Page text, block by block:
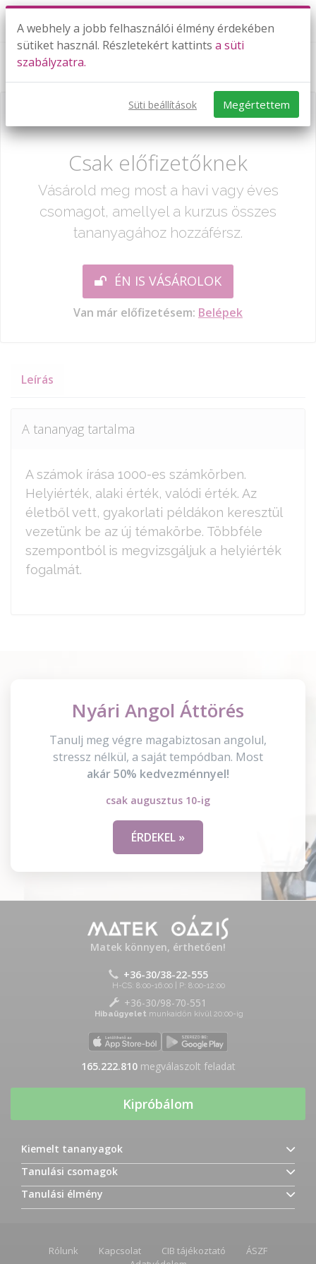
Már csak egy lépés:
Csak előfizetőknek
Vásárold meg most a havi vagy éves
csomagot, amellyel a kurzus összes
tananyagához hozzáférsz.
ÉN IS VÁSÁROLOK
Van már előfizetésem: Belépek
Leírás
A tananyag tartalma
A számok írása 1000-es számkörben.
Helyiérték, alaki érték, valódi érték. Az
életből vett, gyakorlati példákon keresztül
vezetünk be az új témakörbe. Többféle
szempontból is megvizsgáljuk a helyiérték
fogalmát.
Nyári Angol Áttörés
Tanulj meg végre magabiztosan angolul,
stressz nélkül, a saját tempódban. Most
akár 50% kedvezménnyel!
csak augusztus 10-ig
ÉRDEKEL »
Matek könnyen, érthetően!
+36-30/38-22-555
H-CS: 8:00-16:00 | P: 8:00-12:00
+36-30/98-70-551
Hibaügyelet munkaidőn kívül 20:00-ig
165.222.810megválaszolt feladat
Kipróbálom
Kiemelt tananyagok
Tanulási csomagok
Tanulási élmény
Rólunk Kapcsolat CIB tájékoztató
ÁSZF
A webhely a jobb felhasználói élmény érdekében
sütiket használ. Részletekért kattints a süti
szabályzatra.
Süti beállítások Megértettem